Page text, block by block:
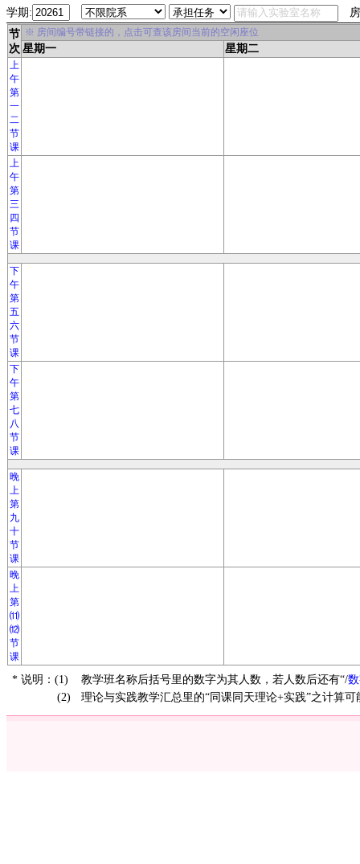
学期: 房
节
次
※ 房间编号带链接的，点击可查该房间当前的空闲座位
星期一 星期二
上
午
第
一
二
节
课
上
午
第
三
四
节
课
下
午
第
五
六
节
课
下
午
第
七
八
节
课
晚
上
第
九
十
节
课
晚
上
第
⑾
⑿
节
课
* 说明：(1) 教学班名称后括号里的数字为其人数，若人数后还有“/
(2)
理论与实践教学汇总里的“同课同天理论+实践”之计算